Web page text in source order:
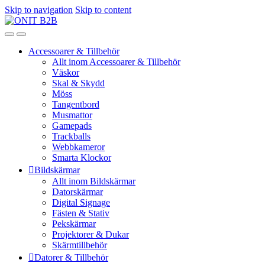
Skip to navigation Skip to content
Accessoarer & Tillbehör
Allt inom Accessoarer & Tillbehör
Väskor
Skal & Skydd
Möss
Tangentbord
Musmattor
Gamepads
Trackballs
Webbkameror
Smarta Klockor
Bildskärmar
Allt inom Bildskärmar
Datorskärmar
Digital Signage
Fästen & Stativ
Pekskärmar
Projektorer & Dukar
Skärmtillbehör
Datorer & Tillbehör